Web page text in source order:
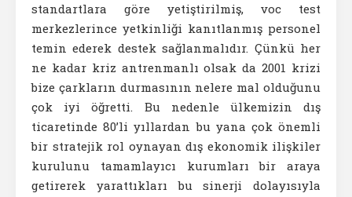
standartlara göre yetiştirilmiş, voc test
merkezlerince yetkinliği kanıtlanmış personel
temin ederek destek sağlanmalıdır. Çünkü her
ne kadar kriz antrenmanlı olsak da 2001 krizi
bize çarkların durmasının nelere mal olduğunu
çok iyi öğretti. Bu nedenle ülkemizin dış
ticaretinde 80’li yıllardan bu yana çok önemli
bir stratejik rol oynayan dış ekonomik ilişkiler
kurulunu tamamlayıcı kurumları bir araya
getirerek yarattıkları bu sinerji dolayısıyla